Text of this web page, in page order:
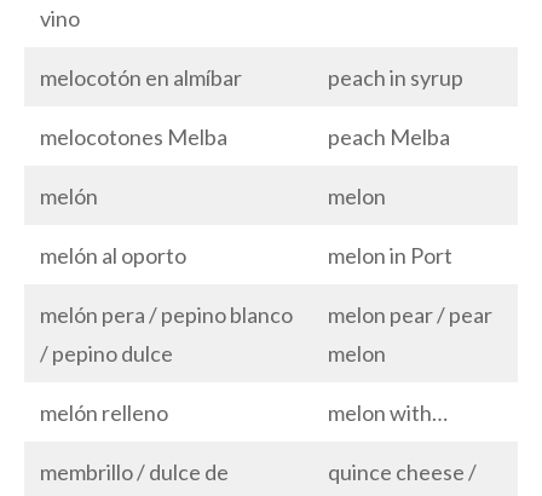
vino
melocotón en almíbar peach in syrup
melocotones Melba peach Melba
melón melon
melón al oporto melon in Port
melón pera / pepino blanco
/ pepino dulce
melon pear / pear
melon
melón relleno melon with…
membrillo / dulce de
quince cheese /